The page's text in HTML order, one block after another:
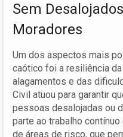
Sem
Moradores
Um dos aspectos mais
caótico foi a resiliência
alagamentos e das
Civil atuou para garantir
pessoas desalojadas ou
parte ao trabalho
de áreas de risco, que